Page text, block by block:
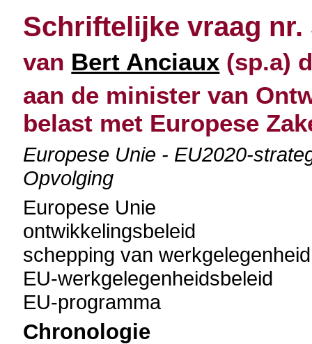
Schriftelijke vraag nr.
van Bert Anciaux (sp.a)
aan de minister van
belast met Europese
Europese Unie - EU2020-
Opvolging
Europese Unie
ontwikkelingsbeleid
schepping van werkgelegenheid
EU-werkgelegenheidsbeleid
EU-programma
Chronologie